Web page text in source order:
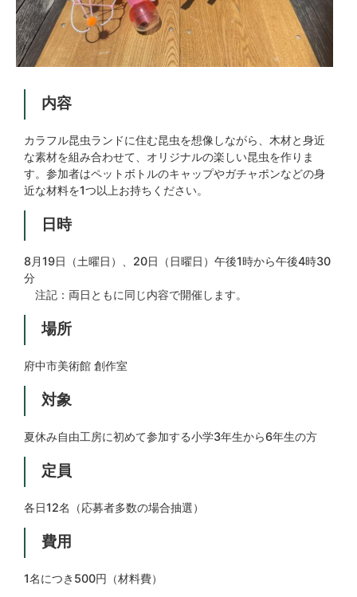
内容
カラフル昆虫ランドに住む昆虫を想像しながら、木材と身近
な素材を組み合わせて、オリジナルの楽しい昆虫を作りま
す。参加者はペットボトルのキャップやガチャポンなどの身
近な材料を1つ以上お持ちください。
日時
8月19日（土曜日）、20日（日曜日）午後1時から午後4時30
分
注記：両日ともに同じ内容で開催します。
場所
府中市美術館 創作室
対象
夏休み自由工房に初めて参加する小学3年生から6年生の方
定員
各日12名（応募者多数の場合抽選）
費用
1名につき500円（材料費）